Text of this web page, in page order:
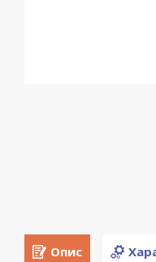
Опис